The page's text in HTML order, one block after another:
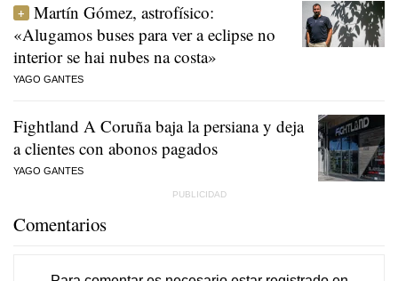
Martín Gómez, astrofísico:
«Alugamos buses para ver a eclipse no
interior se hai nubes na costa»
YAGO GANTES
Fightland A Coruña baja la persiana y deja
a clientes con abonos pagados
YAGO GANTES
Comentarios